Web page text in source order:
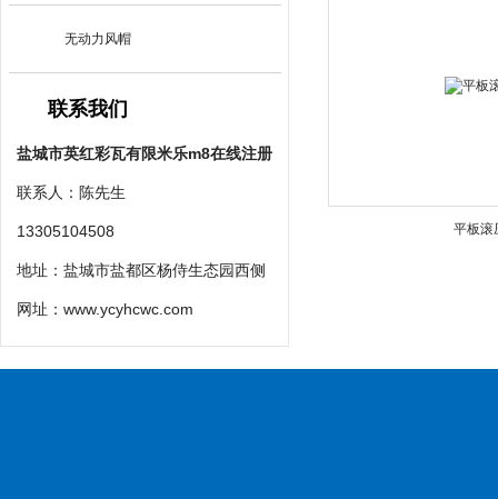
无动力风帽
联系我们
盐城市英红彩瓦有限米乐m8在线注册
联系人：陈先生
13305104508
地址：盐城市盐都区杨侍生态园西侧
网址： www.ycyhcwc.com
平板滚